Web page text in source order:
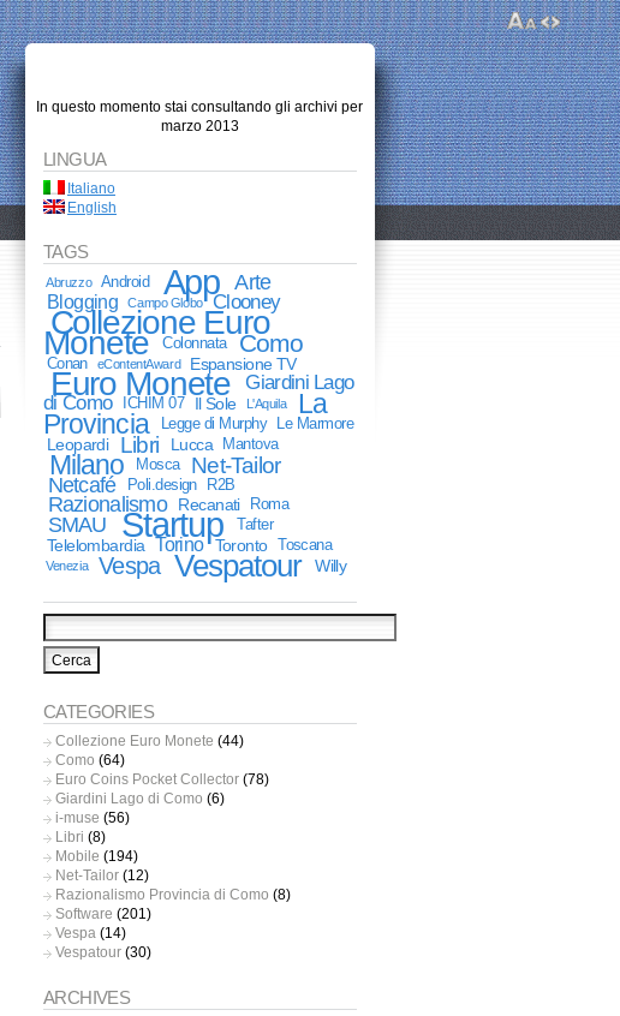
In questo momento stai consultando gli archivi per
marzo 2013
LINGUA
Italiano
English
TAGS
Abruzzo Android App Arte
Blogging Campo Globo Clooney
Collezione Euro
Monete Colonnata Como
Conan eContentAward Espansione TV
Euro Monete
Giardini Lago
di Como
ICHIM 07 Il Sole L'Aquila La
Provincia Legge di Murphy Le Marmore
Leopardi Libri Lucca Mantova
Milano Mosca Net-Tailor
Netcafé Poli.design R2B
Razionalismo Recanati Roma
SMAU Startup Tafter
Telelombardia Torino Toronto Toscana
Venezia Vespa Vespatour Willy
CATEGORIES
Collezione Euro Monete (44)
Como (64)
Euro Coins Pocket Collector(78)
Giardini Lago di Como (6)
i-muse (56)
Libri (8)
Mobile (194)
Net-Tailor(12)
Razionalismo Provincia di Como (8)
Software (201)
Vespa(14)
Vespatour(30)
ARCHIVES